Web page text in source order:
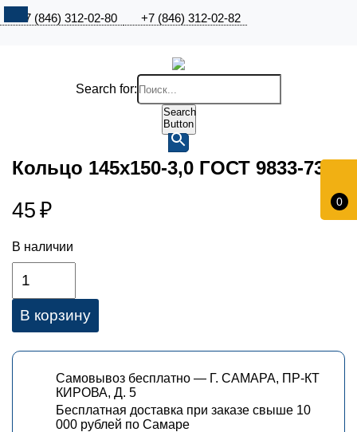
+7 (846) 312-02-80 +7 (846) 312-02-82
0
Search for:
Search
Button
Кольцо 145х150-3,0 ГОСТ 9833-73
45 ₽
В наличии
В корзину
Самовывоз бесплатно — Г. САМАРА, ПР-КТ
КИРОВА, Д. 5
Бесплатная доставка при заказе свыше 10
000 рублей по Самаре